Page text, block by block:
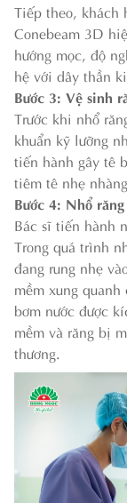
Tiếp theo, khách
Conebeam 3D
hướng mọc, độ
hệ với dây thần
Bước 3: Vệ sinh
Trước khi nhổ
khuẩn kỹ lưỡng
tiến hành gây tê
tiêm tê nhẹ
Bước 4: Nhổ
Bác sĩ tiến hành
Trong quá trình
đang rung nhẹ
mềm xung
bơm nước được
mềm và răng bị
thương.